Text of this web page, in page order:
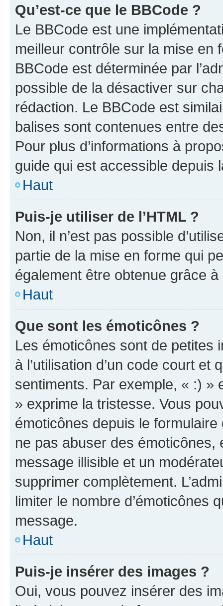
Qu’est-ce que le BBCode ?
Le BBCode est une
meilleur contrôle sur la mise en
BBCode est déterminée par
possible de la désactiver sur
rédaction. Le BBCode est
balises sont contenues entre
Pour plus d’informations à
guide qui est accessible depuis
Haut
Puis-je utiliser de l’HTML ?
Non, il n’est pas possible
partie de la mise en forme qui
également être obtenue grâce à
Haut
Que sont les émoticônes ?
Les émoticônes sont de petites
à l’utilisation d’un code court et
sentiments. Par exemple, « :) »
» exprime la tristesse. Vous
émoticônes depuis le
ne pas abuser des
message illisible et un
supprimer complètement.
limiter le nombre d’émoticônes
message.
Haut
Puis-je insérer des images ?
Oui, vous pouvez insérer des